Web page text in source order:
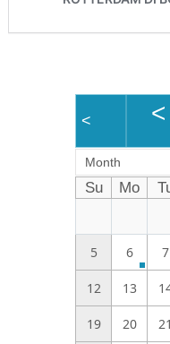
< <
Month
Su Mo
5 6 7
12 13
19 20 21